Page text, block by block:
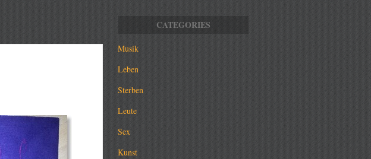
Musik
Leben
Sterben
Leute
Sex
Kunst